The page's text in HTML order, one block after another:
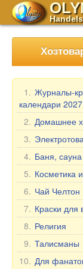
1. Журналы-
календари 2027
2. Домашнее
Мангалы,
Шампуры
Товары
Бытовая
и ножи для
Клеёнка в
3.
кухни
Прочие
4. Баня, сауна
Веники
Текстиль
ванны
5. Косметика
Бабушка
Репейник
Belle
6. Чай Челтон
7. Краски для
8. Религия
Иконы в
9. Талисманы
10. Для